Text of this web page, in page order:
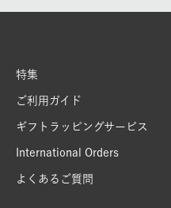
特集
ご利用ガイド
ギフトラッピングサービス
International Orders
よくあるご質問